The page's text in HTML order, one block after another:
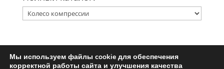
Главная Ремкомплект турбины
Мы используем файлы cookie для обеспечения
корректной работы сайта и улучшения качества